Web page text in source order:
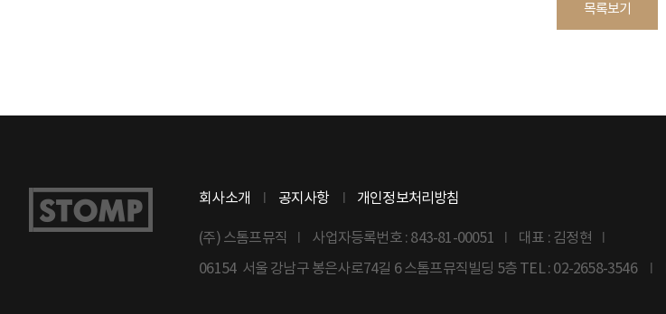
목록보기
회사소개 공지사항 개인정보처리방침
(주) 스톰프뮤직 사업자등록번호 : 843-81-00051
대표 : 김정현
06154 서울 강남구 봉은사로74길 6 스톰프뮤직빌딩 5층 TEL : 02-2658-3546